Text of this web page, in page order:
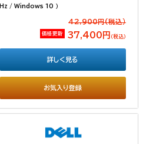
Hz / Windows 10 ）
42,900円(税込）
価格更新 37,400円 （税込）
お気入り登録
詳しく見る